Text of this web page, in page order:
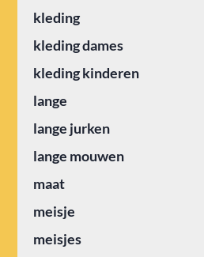
kleding
kleding dames
kleding kinderen
lange
lange jurken
lange mouwen
maat
meisje
meisjes